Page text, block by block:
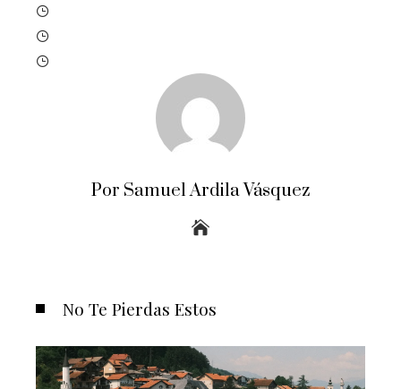
Por Samuel Ardila Vásquez
No Te Pierdas Estos